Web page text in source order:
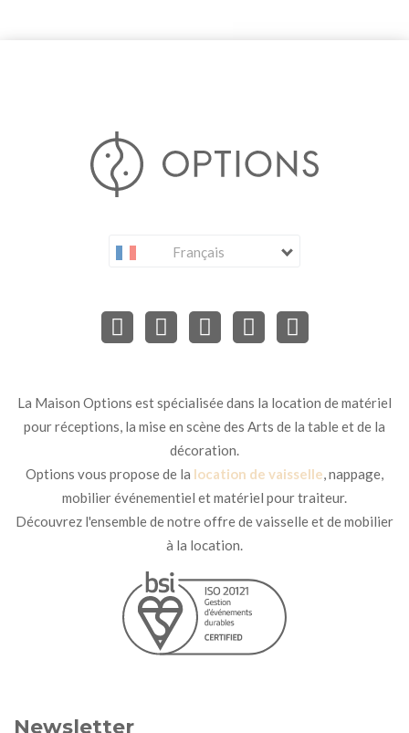
Français
La Maison Options est spécialisée dans la location de matériel
pour réceptions, la mise en scène des Arts de la table et de la
décoration.
Options vous propose de la location de vaisselle, nappage,
mobilier événementiel et matériel pour traiteur.
Découvrez l'ensemble de notre offre de vaisselle et de mobilier
à la location.
Newsletter